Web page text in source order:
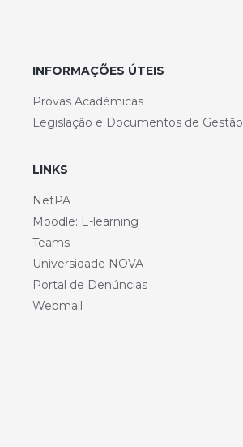
INFORMAÇÕES ÚTEIS
Provas Académicas
Legislação e Documentos de Gestão
LINKS
NetPA
Moodle: E-learning
Teams
Universidade NOVA
Portal de Denúncias
Webmail